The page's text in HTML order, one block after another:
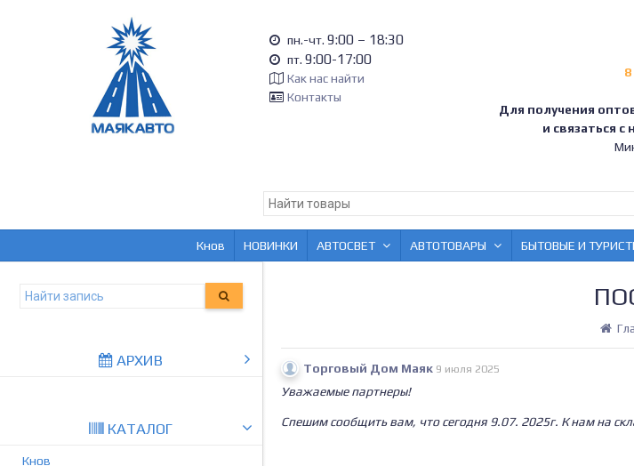
пн.-чт. 9:00 – 18:30
пт. 9:00-17:00
Как нас найти
Контакты
Для получения
и связаться
Кнов НОВИНКИ АВТОСВЕТ АВТОТОВАРЫ БЫТОВЫЕ И
АРХИВ
КАТАЛОГ
Кнов
Торговый Дом Маяк 9 июля 2025
Уважаемые партнеры!
Спешим сообщить вам, что сегодня 9.07. 2025г. К нам на